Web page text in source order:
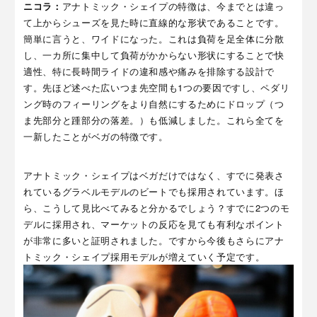
ニコラ： アナトミック・シェイプの特徴は、今までとは違っ
て上からシューズを見た時に直線的な形状であることです。
簡単に言うと、ワイドになった。これは負荷を足全体に分散
し、一カ所に集中して負荷がかからない形状にすることで快
適性、特に長時間ライドの違和感や痛みを排除する設計で
す。先ほど述べた広いつま先空間も1つの要因ですし、ペダリ
ング時のフィーリングをより自然にするためにドロップ（つ
ま先部分と踵部分の落差。）も低減しました。これら全てを
一新したことがベガの特徴です。
アナトミック・シェイプはベガだけではなく、すでに発表さ
れているグラベルモデルのビートでも採用されています。ほ
ら、こうして見比べてみると分かるでしょう？すでに2つのモ
デルに採用され、マーケットの反応を見ても有利なポイント
が非常に多いと証明されました。ですから今後もさらにアナ
トミック・シェイプ採用モデルが増えていく予定です。